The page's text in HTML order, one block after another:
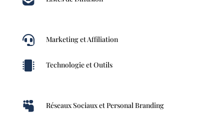
 Marketing et Affiliation
 Technologie et Outils
 Réseaux Sociaux et Personal Branding